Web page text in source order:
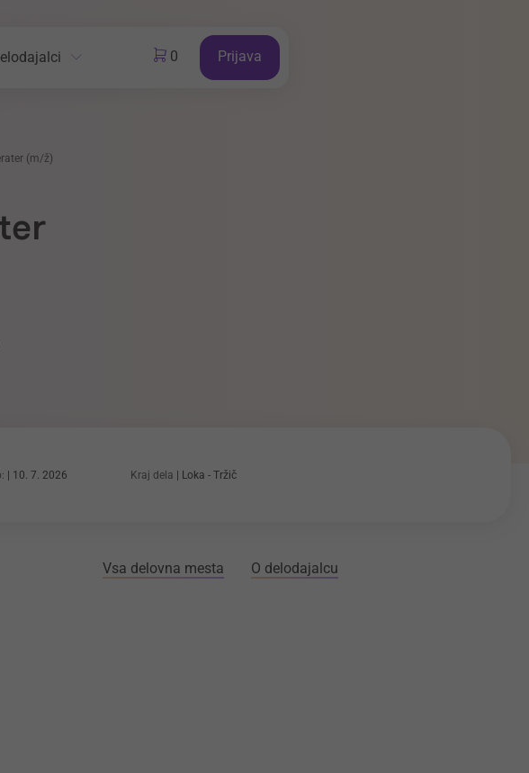
0 Prijava
(m/ž)
10. 7. 2026 Kraj dela Loka - Tržič
Vsa delovna mesta O delodajalcu